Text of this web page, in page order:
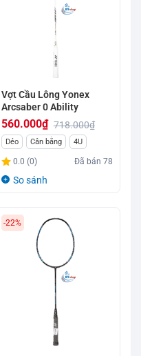
Vợt Cầu Lông Yonex
Arcsaber 0 Ability
718.000₫
Giá
gốc
là:
560.000₫
Giá
hiện
tại
Dẻo Cân bằng 4U
0.0 (0) Đã bán78
So sánh
-22%